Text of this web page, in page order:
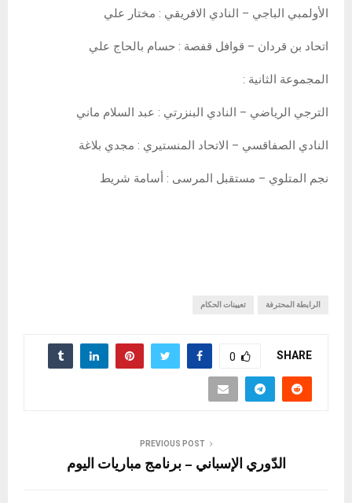
الأولمبي الباجي – النادي الافريقي : مختار علي
اتحاد بن قردان – قوافل قفصة : حسام بالحاج علي
المجموعة الثانية :
الترجي الرياضي – النادي البنزرتي : عبد السلام ماني
النادي الصفاقسي – الاتحاد المنستيري : مجدي بلاغة
نجم المتلوي – مستقبل المرسى : أسامة شريط
الرابطة المحترفة تعيينات الحكام
SHARE
0
PREVIOUS POST
الدّوري الإسباني – برنامج مباريات اليوم